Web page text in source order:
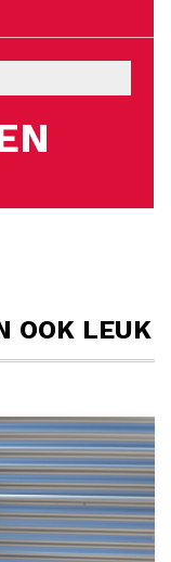
OOK LEUK